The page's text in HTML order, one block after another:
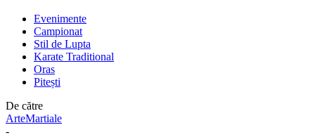
Evenimente
Campionat
Stil de Lupta
Karate Traditional
Oras
Pitești
De către
ArteMartiale
-